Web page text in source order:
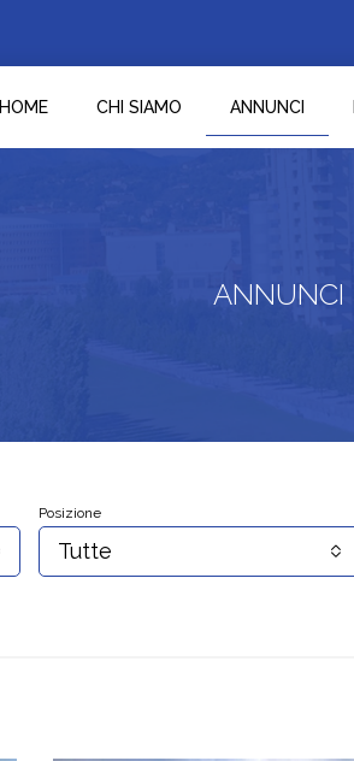
HOME CHI SIAMO ANNUNCI
ANNUNCI
Posizione
Tutte